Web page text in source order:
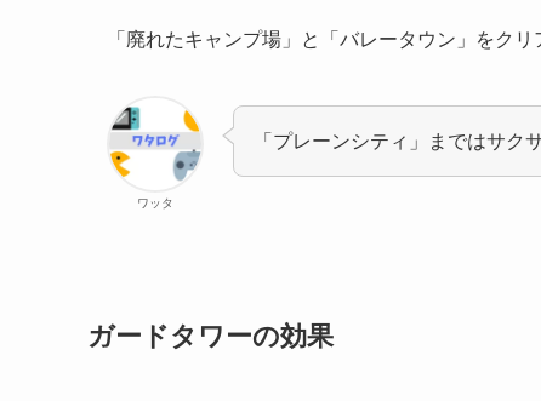
「廃れたキャンプ場」と「バレータウン」をク
ワッタ
「プレーンシティ」まではサク
ガードタワーの効果